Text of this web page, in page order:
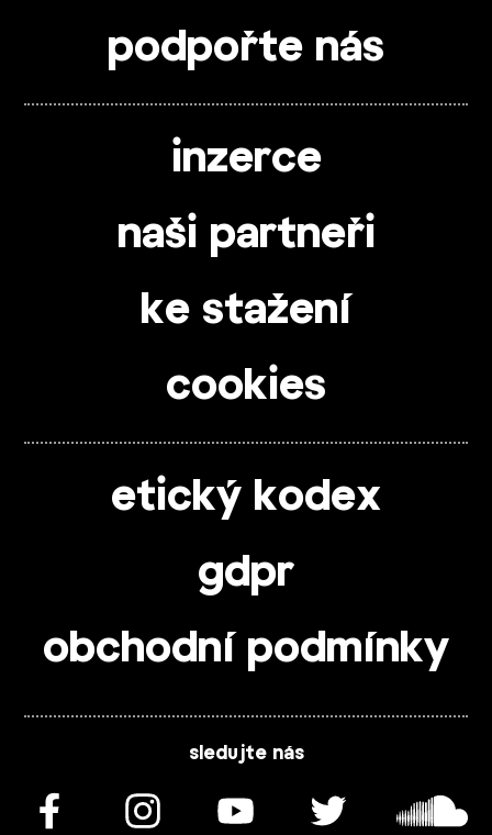
podpořte nás
inzerce
naši partneři
ke stažení
cookies
etický kodex
gdpr
obchodní podmínky
sledujte nás